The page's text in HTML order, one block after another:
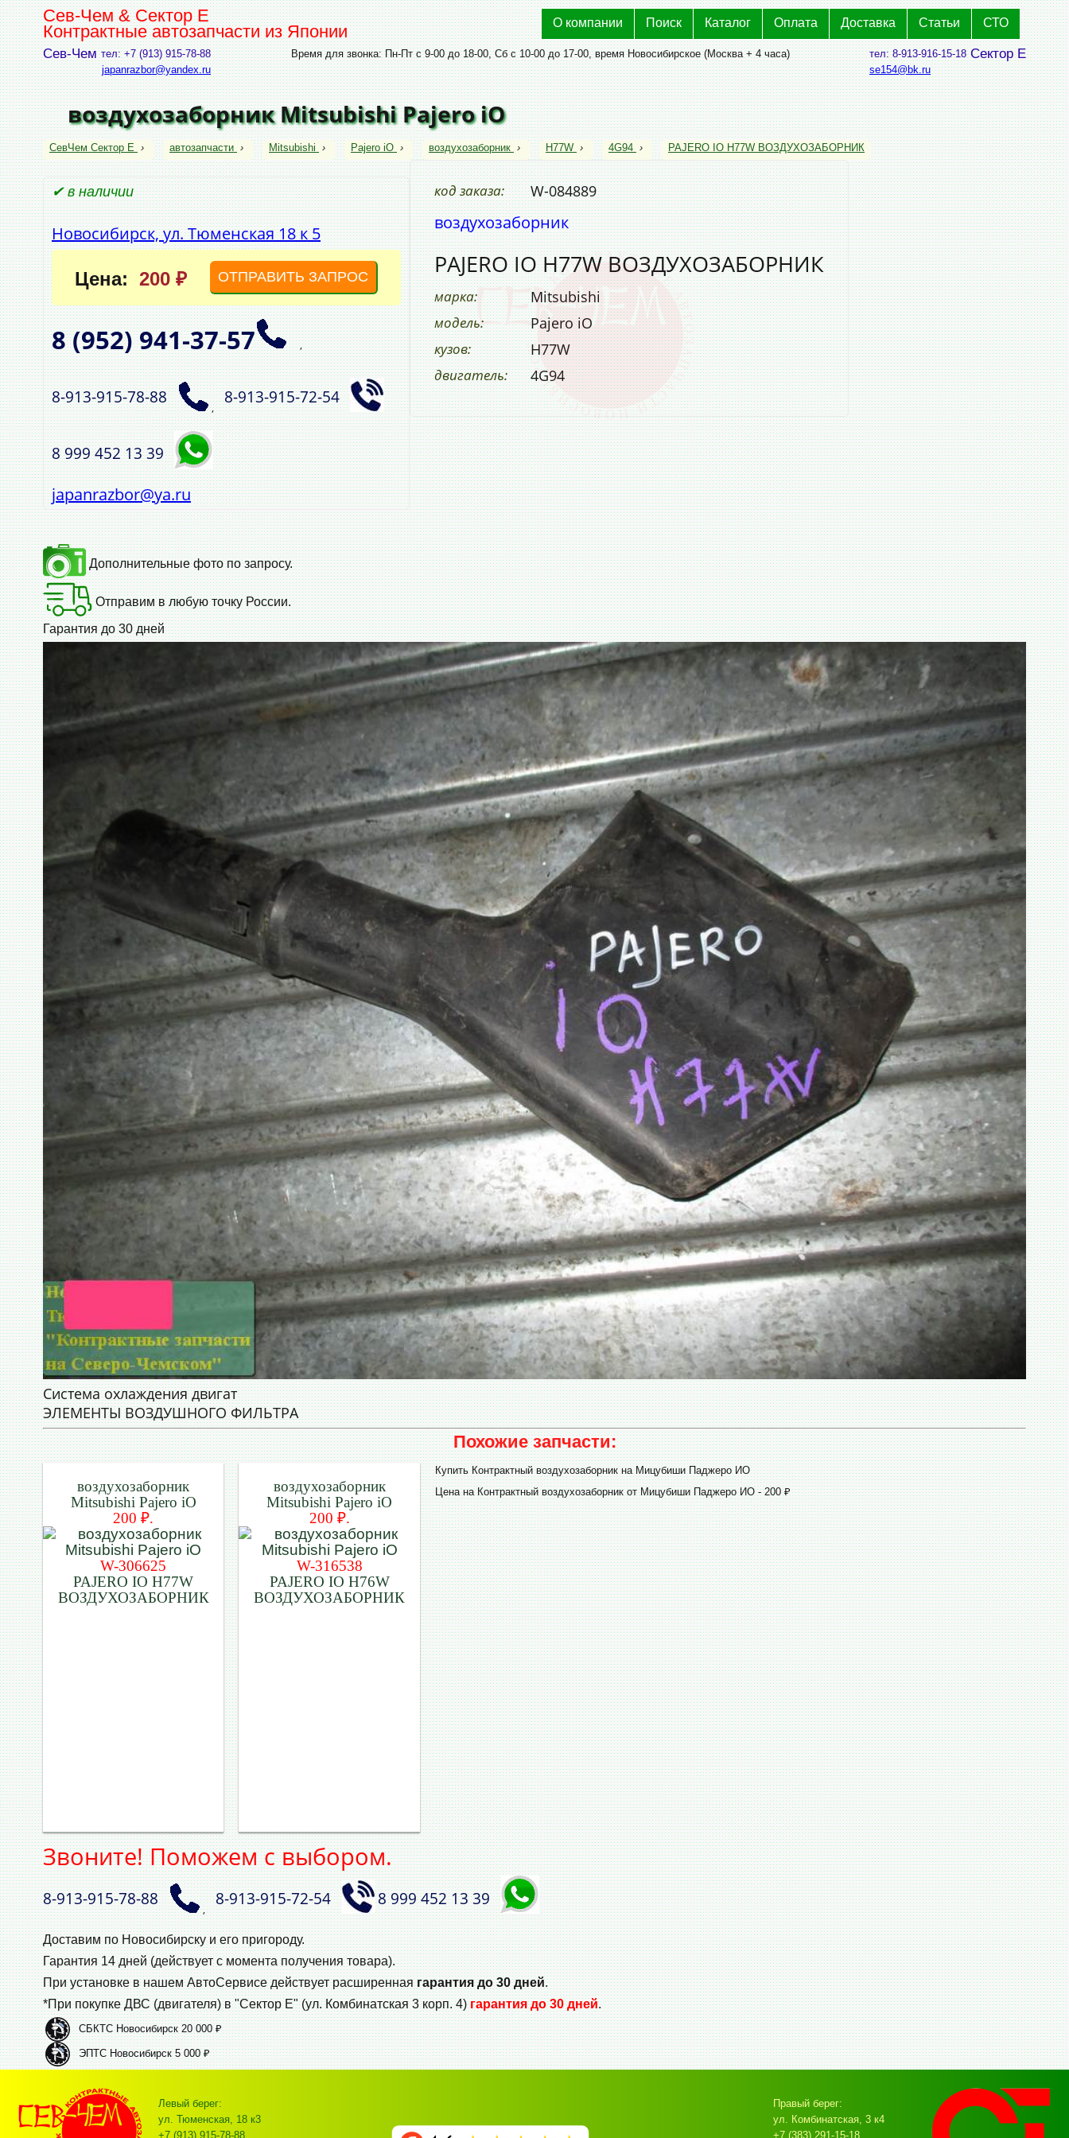
Сев-Чем & Сектор Е
Контрактные автозапчасти из Японии
О компании Поиск Каталог Оплата Доставка Статьи СТО
Сев-Чем тел: +7 (913) 915-78-88
japanrazbor@yandex.ru
Сектор Е
тел: 8-913-916-15-18
se154@bk.ru
Время для звонка: Пн-Пт с 9-00 до 18-00, Сб с 10-00 до 17-00, время Новосибирское (Москва + 4 часа)
воздухозаборник Mitsubishi Pajero iO
СевЧем Сектор Е › автозапчасти › Mitsubishi › Pajero iO › воздухозаборник › H77W › 4G94 › PAJERO IO H77W ВОЗДУХОЗАБОРНИК
✔ в наличии
Новосибирск, ул. Тюменская 18 к 5
Цена: 200 ₽ ОТПРАВИТЬ ЗАПРОС
8 (952)941‑37‑57 ,
8‑913‑915‑78‑88
,
8‑913‑915‑72‑54
8 999 452 13 39
japanrazbor@ya.ru
код заказа: W-084889
воздухозаборник
PAJERO IO H77W ВОЗДУХОЗАБОРНИК
марка: Mitsubishi
модель: Pajero iO
кузов: H77W
двигатель: 4G94
Дополнительные фото по запросу.
Отправим в любую точку России.
Гарантия до 30 дней
Система охлаждения двигат
ЭЛЕМЕНТЫ ВОЗДУШНОГО ФИЛЬТРА
Похожие запчасти:
воздухозаборник
Mitsubishi Pajero iO
200 ₽.
W-306625
PAJERO IO H77W
ВОЗДУХОЗАБОРНИК
воздухозаборник
Mitsubishi Pajero iO
200 ₽.
W-316538
PAJERO IO H76W
ВОЗДУХОЗАБОРНИК
Купить Контрактный воздухозаборник на Мицубиши Паджеро ИО
Цена на Контрактный воздухозаборник от Мицубиши Паджеро ИО - 200 ₽
Звоните! Поможем с выбором.
8‑913‑915‑78‑88
,
8‑913‑915‑72‑54 8 999 452 13 39
Доставим по Новосибирску и его пригороду.
Гарантия 14 дней (действует с момента получения товара).
При установке в нашем АвтоСервисе действует расширеннаягарантия до 30 дней.
*При покупке ДВС (двигателя) в "Сектор Е" (ул. Комбинатская 3 корп. 4)гарантия до 30 дней.
СБКТС Новосибирск 20 000 ₽
ЭПТС Новосибирск 5 000 ₽
Левый берег:
ул. Тюменская, 18 к3
+7 (913) 915-78-88
Правый берег:
ул. Комбинатская, 3 к4
+7 (383) 291-15-18